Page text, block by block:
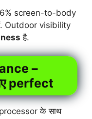
screen-to-body
Outdoor visibility
है.
–
perfect
processor के साथ